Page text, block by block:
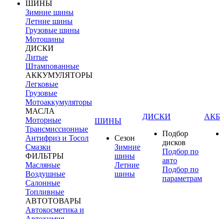
ШИНЫ
Зимние шины
Летние шины
Грузовые шины
Мотошины
ДИСКИ
Литые
Штампованные
АККУМУЛЯТОРЫ
Легковые
Грузовые
Мотоаккумуляторы
МАСЛА
Моторные
Трансмиссионные
Антифриз и Тосол
Смазки
ФИЛЬТРЫ
Масляные
Воздушные
Салонные
Топливные
АВТОТОВАРЫ
Автокосметика и
ШИНЫ
Сезон
Зимние
шины
Летние
шины
ДИСКИ
Подбор
дисков
Подбор по
авто
Подбор по
параметрам
АКБ